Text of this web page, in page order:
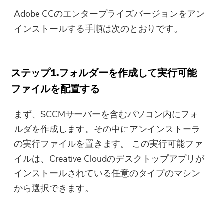
Adobe CCのエンタープライズバージョンをアン
インストールする手順は次のとおりです。
ステップ1.フォルダーを作成して実行可能
ファイルを配置する
まず、SCCMサーバーを含むパソコン内にフォ
ルダを作成します。その中にアンインストーラ
の実行ファイルを置きます。 この実行可能ファ
イルは、Creative Cloudのデスクトップアプリが
インストールされている任意のタイプのマシン
から選択できます。